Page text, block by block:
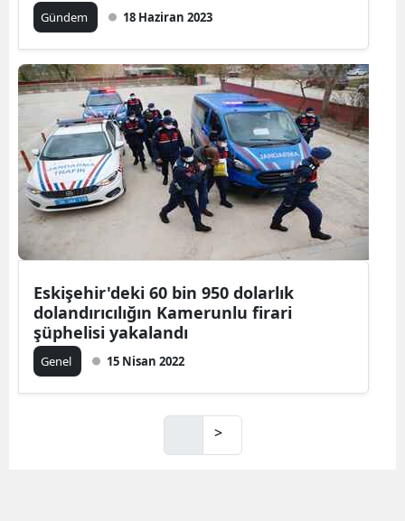
Gündem 18 Haziran 2023
Eskişehir'deki 60 bin 950 dolarlık
dolandırıcılığın Kamerunlu firari
şüphelisi yakalandı
Genel 15 Nisan 2022
>